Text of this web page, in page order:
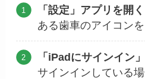
「設定」アプリを開く
ある歯車のアイコンを
「iPadにサインイン
サインインしている